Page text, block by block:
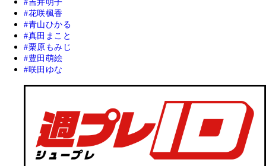
吉井明子
花咲楓香
青山ひかる
真田まこと
栗原もみじ
豊田萌絵
咲田ゆな